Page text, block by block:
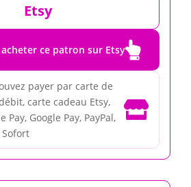
Etsy
ce patron sur Etsy
payer par carte de
carte cadeau Etsy,
Pay, Google Pay, PayPal,
Sofort
